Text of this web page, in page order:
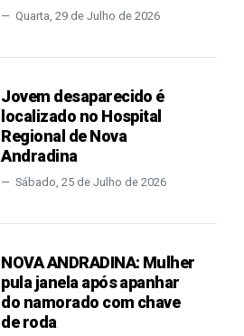
Quarta, 29 de Julho de 2026
Jovem desaparecido é
localizado no Hospital
Regional de Nova
Andradina
Sábado, 25 de Julho de 2026
NOVA ANDRADINA: Mulher
pula janela após apanhar
do namorado com chave
de roda